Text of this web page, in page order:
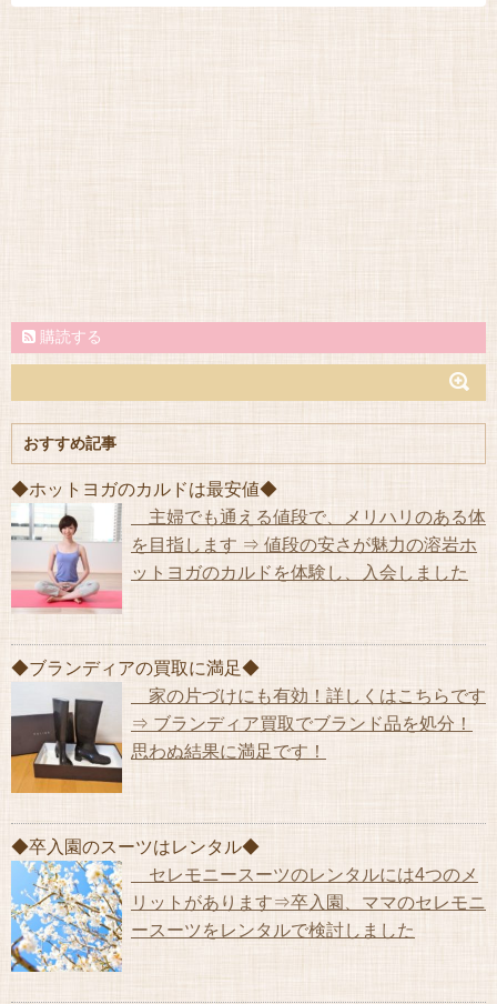
購読する
おすすめ記事
◆ホットヨガのカルドは最安値◆
主婦でも通える値段で、メリハリのある体
を目指します ⇒ 値段の安さが魅力の溶岩ホ
ットヨガのカルドを体験し、入会しました
◆ブランディアの買取に満足◆
家の片づけにも有効！詳しくはこちらです
⇒ ブランディア買取でブランド品を処分！
思わぬ結果に満足です！
◆卒入園のスーツはレンタル◆
セレモニースーツのレンタルには4つのメ
リットがあります⇒卒入園、ママのセレモニ
ースーツをレンタルで検討しました